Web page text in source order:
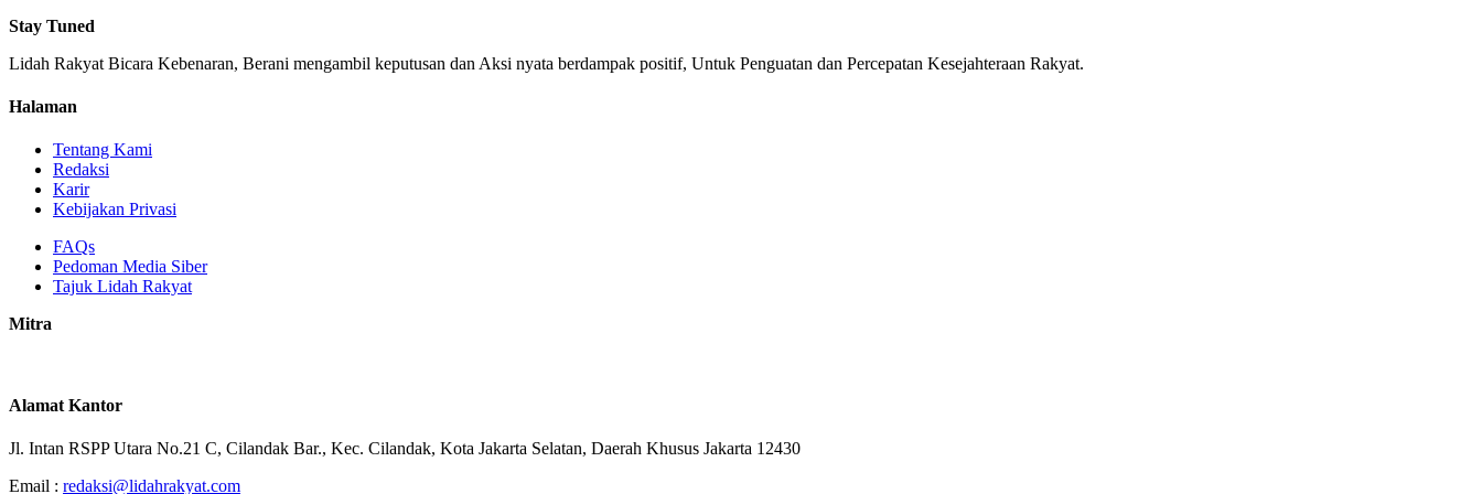
Stay Tuned
Lidah Rakyat Bicara Kebenaran, Berani mengambil keputusan dan Aksi nyata berdampak positif, Untuk Penguatan dan Percepatan Kesejahteraan Rakyat.
Halaman
Tentang Kami
Redaksi
Karir
Kebijakan Privasi
FAQs
Pedoman Media Siber
Tajuk Lidah Rakyat
Mitra
Alamat Kantor
Jl. Intan RSPP Utara No.21 C, Cilandak Bar., Kec. Cilandak, Kota Jakarta Selatan, Daerah Khusus Jakarta 12430
Email : redaksi@lidahrakyat.com